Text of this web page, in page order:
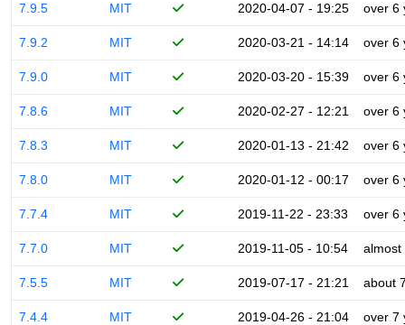
7.9.5 MIT 2020-04-07 - 19:25 over 6
7.9.2 MIT 2020-03-21 - 14:14 over 6
7.9.0 MIT 2020-03-20 - 15:39 over 6
7.8.6 MIT 2020-02-27 - 12:21 over 6
7.8.3 MIT 2020-01-13 - 21:42 over 6
7.8.0 MIT 2020-01-12 - 00:17 over 6
7.7.4 MIT 2019-11-22 - 23:33 over 6
7.7.0 MIT 2019-11-05 - 10:54 almost
7.5.5 MIT 2019-07-17 - 21:21 about
7.4.4 MIT 2019-04-26 - 21:04 over 7